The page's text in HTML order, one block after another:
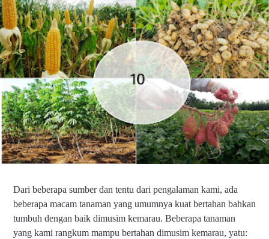
Dari beberapa sumber dan tentu dari pengalaman kami, ada
beberapa macam tanaman yang umumnya kuat bertahan bahkan
tumbuh dengan baik dimusim kemarau. Beberapa tanaman
yang kami rangkum mampu bertahan dimusim kemarau, yatu: